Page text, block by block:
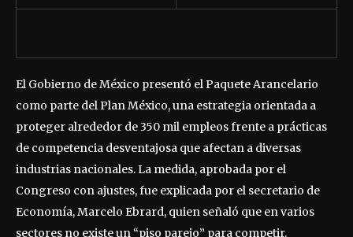
El Gobierno de México presentó el Paquete Arancelario
como parte del Plan México, una estrategia orientada a
proteger alrededor de 350 mil empleos frente a prácticas
de competencia desventajosa que afectan a diversas
industrias nacionales. La medida, aprobada por el
Congreso con ajustes, fue explicada por el secretario de
Economía, Marcelo Ebrard, quien señaló que en varios
sectores no existe un “piso parejo” para competir.